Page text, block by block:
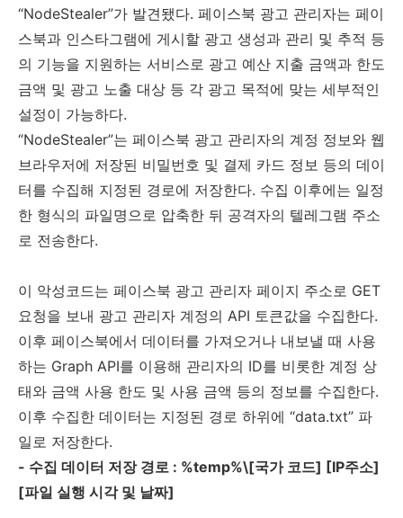
“NodeStealer”가 발견됐다. 페이스북 광고 관리자는 페이
스북과 인스타그램에 게시할 광고 생성과 관리 및 추적 등
의 기능을 지원하는 서비스로 광고 예산 지출 금액과 한도
금액 및 광고 노출 대상 등 각 광고 목적에 맞는 세부적인
설정이 가능하다.
“NodeStealer”는 페이스북 광고 관리자의 계정 정보와 웹
브라우저에 저장된 비밀번호 및 결제 카드 정보 등의 데이
터를 수집해 지정된 경로에 저장한다. 수집 이후에는 일정
한 형식의 파일명으로 압축한 뒤 공격자의 텔레그램 주소
로 전송한다.
이 악성코드는 페이스북 광고 관리자 페이지 주소로 GET
요청을 보내 광고 관리자 계정의 API 토큰값을 수집한다.
이후 페이스북에서 데이터를 가져오거나 내보낼 때 사용
하는 Graph API를 이용해 관리자의 ID를 비롯한 계정 상
태와 금액 사용 한도 및 사용 금액 등의 정보를 수집한다.
이후 수집한 데이터는 지정된 경로 하위에 “data.txt” 파
일로 저장한다.
- 수집 데이터 저장 경로 : %temp%\[국가 코드] [IP주소]
[파일 실행 시각 및 날짜]